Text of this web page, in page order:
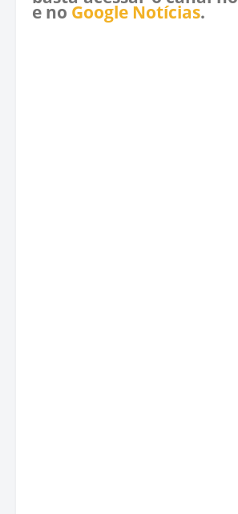
e no Google Notícias.